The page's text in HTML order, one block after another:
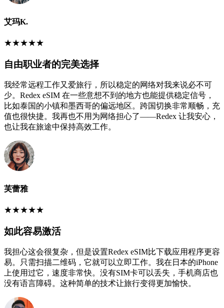
艾玛K.
★★★★★
自由职业者的完美选择
我经常远程工作又爱旅行，所以稳定的网络对我来说必不可
少。Redex eSIM 在一些意想不到的地方也能提供稳定信号，
比如泰国的小镇和墨西哥的偏远地区。跨国切换非常顺畅，充
值也很快捷。我再也不用为网络担心了——Redex 让我安心，
也让我在旅途中保持高效工作。
芙蕾雅
★★★★★
如此容易激活
我担心这会很复杂，但是设置Redex eSIM比下载应用程序更容
易。只需扫描二维码，它就可以立即工作。我在日本的iPhone
上使用过它，速度非常快。没有SIM卡可以丢失，手机商店也
没有语言障碍。这种简单的技术让旅行变得更加愉快。